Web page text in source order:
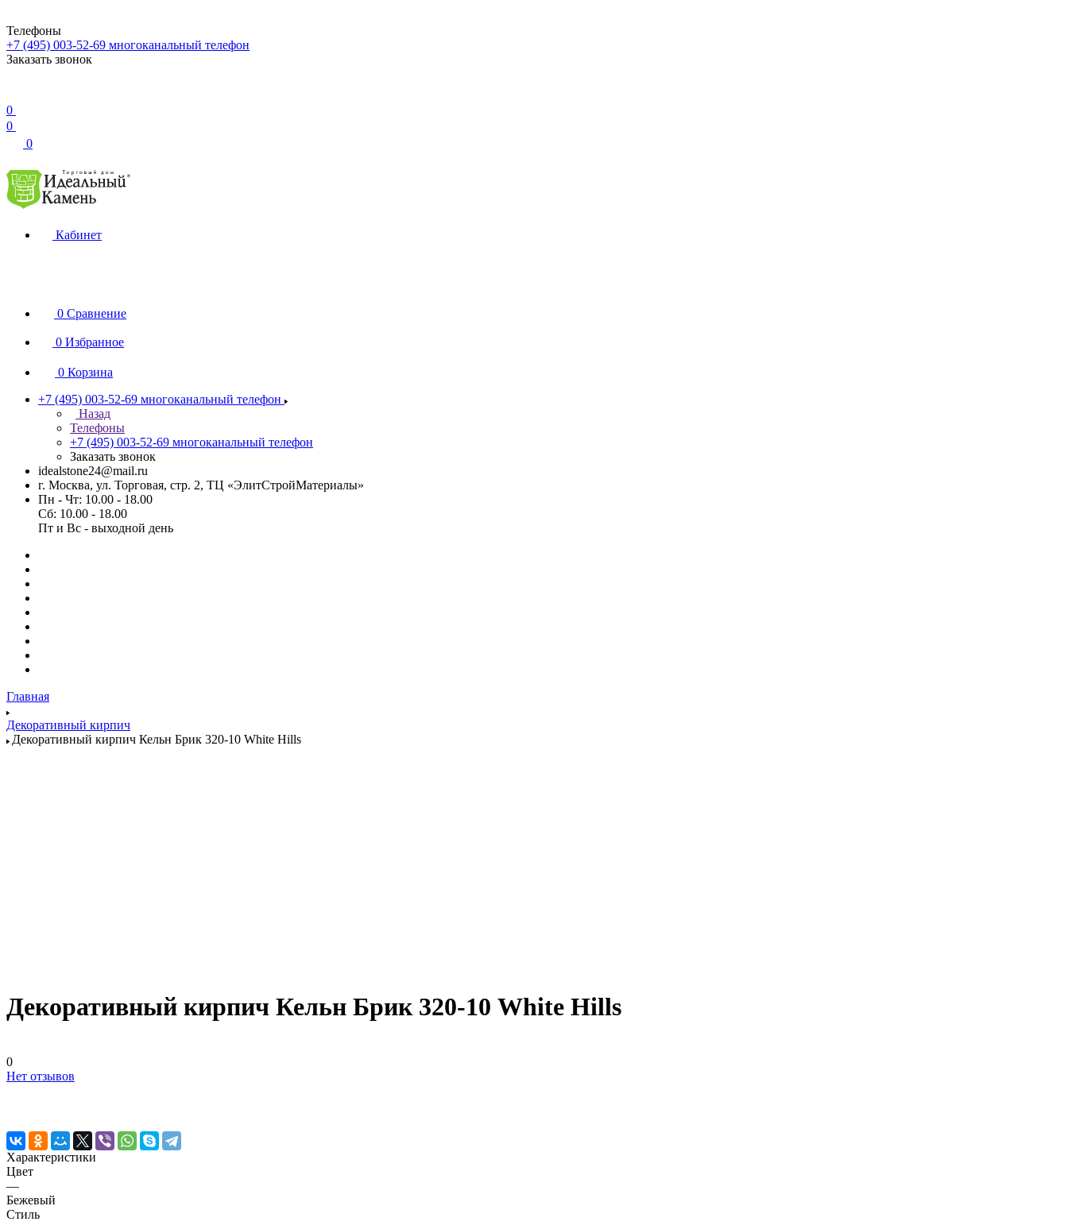
Телефоны
+7 (495) 003-52-69 многоканальный телефон
Заказать звонок
0
0
0
Кабинет
0 Сравнение
0 Избранное
0 Корзина
+7 (495) 003-52-69 многоканальный телефон
Назад
Телефоны
+7 (495) 003-52-69 многоканальный телефон
Заказать звонок
idealstone24@mail.ru
г. Москва, ул. Торговая, стр. 2, ТЦ «ЭлитСтройМатериалы»
Пн - Чт: 10.00 - 18.00
Сб: 10.00 - 18.00
Пт и Вс - выходной день
Главная
Декоративный кирпич
Декоративный кирпич Кельн Брик 320-10 White Hills
Декоративный кирпич Кельн Брик 320-10 White Hills
0
Нет отзывов
Характеристики
Цвет
—
Бежевый
Стиль